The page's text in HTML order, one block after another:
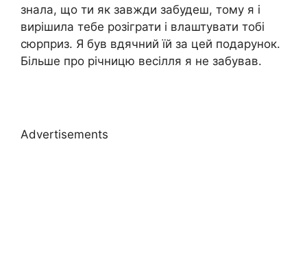
знала, що ти як завжди забудеш, тому я і
вирішила тебе розіграти і влаштувати тобі
сюрприз. Я був вдячний їй за цей подарунок.
Більше про річницю весілля я не забував.
Advertisements